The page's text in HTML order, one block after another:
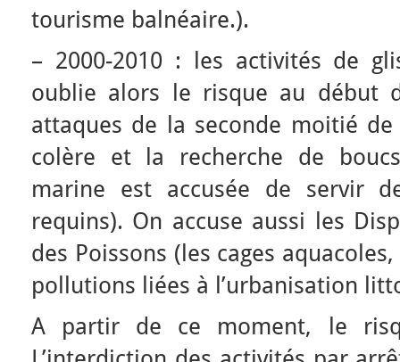
tourisme balnéaire.).
– 2000-2010 : les activités de
oublie alors le risque au début
attaques de la seconde moitié
colère et la recherche de
marine est accusée de servir
requins). On accuse aussi les
des Poissons (les cages
pollutions liées à l’urbanisation
A partir de ce moment, le